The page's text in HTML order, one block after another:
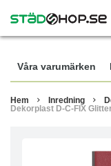
Våra varumärken
Hem Inredning
Dekorplast D-C-FIX